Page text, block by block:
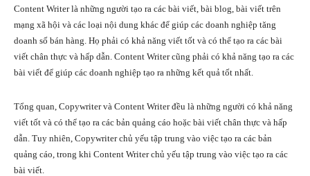
Content Writer là những người tạo ra các bài viết, bài blog, bài viết trên
mạng xã hội và các loại nội dung khác để giúp các doanh nghiệp tăng
doanh số bán hàng. Họ phải có khả năng viết tốt và có thể tạo ra các bài
viết chân thực và hấp dẫn. Content Writer cũng phải có khả năng tạo ra các
bài viết để giúp các doanh nghiệp tạo ra những kết quả tốt nhất.
Tổng quan, Copywriter và Content Writer đều là những người có khả năng
viết tốt và có thể tạo ra các bản quảng cáo hoặc bài viết chân thực và hấp
dẫn. Tuy nhiên, Copywriter chủ yếu tập trung vào việc tạo ra các bản
quảng cáo, trong khi Content Writer chủ yếu tập trung vào việc tạo ra các
bài viết.